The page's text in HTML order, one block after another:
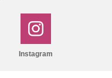
Instagram